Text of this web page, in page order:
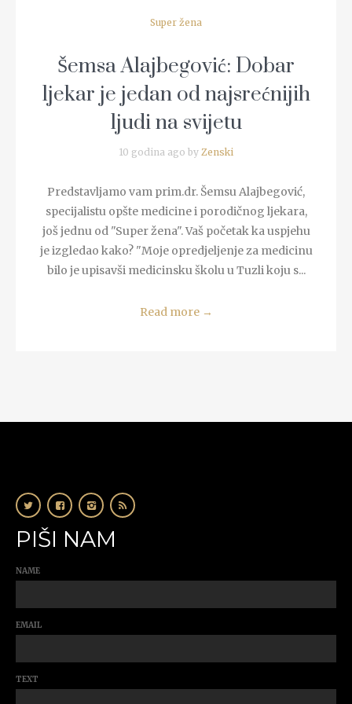
Super žena
Šemsa Alajbegović: Dobar
ljekar je jedan od najsrećnijih
ljudi na svijetu
10 godina ago by Zenski
Predstavljamo vam prim.dr. Šemsu Alajbegović,
specijalistu opšte medicine i porodičnog ljekara,
još jednu od "Super žena". Vaš početak ka uspjehu
je izgledao kako? "Moje opredjeljenje za medicinu
bilo je upisavši medicinsku školu u Tuzli koju s...
Read more →
PIŠI NAM
NAME
EMAIL
TEXT